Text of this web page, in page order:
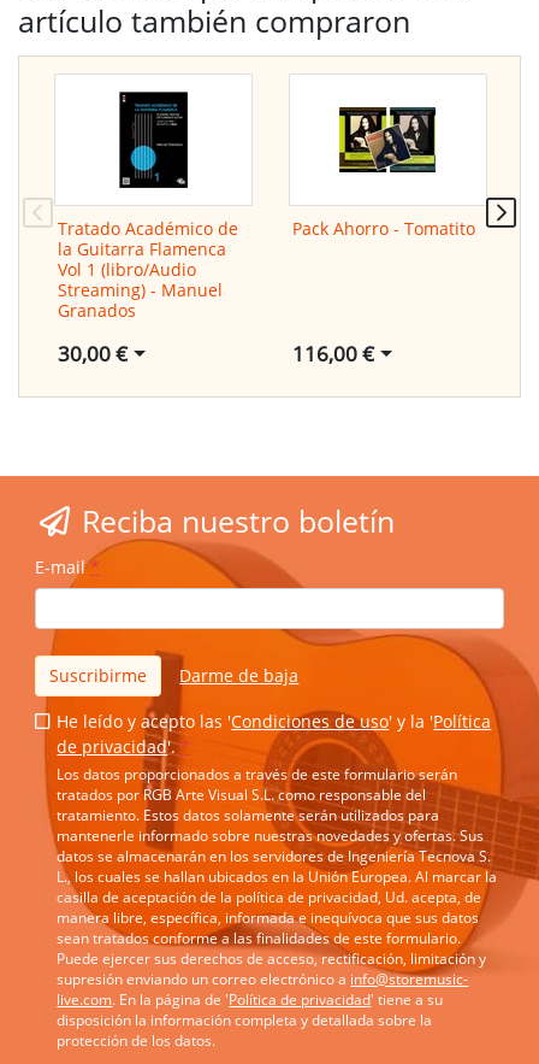
artículo también compraron
Tratado Académico de
la Guitarra Flamenca
Vol 1 (libro/Audio
Streaming) - Manuel
Granados
30,00 €
Pack Ahorro - Tomatito
116,00 €
Reciba nuestro boletín
E-mail *
Suscribirme Darme de baja
He leído y acepto las 'Condiciones de uso' y la 'Política
de privacidad'. *
Los datos proporcionados a través de este formulario serán
tratados por RGB Arte Visual S.L. como responsable del
tratamiento. Estos datos solamente serán utilizados para
mantenerle informado sobre nuestras novedades y ofertas. Sus
datos se almacenarán en los servidores de Ingeniería Tecnova S.
L., los cuales se hallan ubicados en la Unión Europea. Al marcar la
casilla de aceptación de la política de privacidad, Ud. acepta, de
manera libre, específica, informada e inequívoca que sus datos
sean tratados conforme a las finalidades de este formulario.
Puede ejercer sus derechos de acceso, rectificación, limitación y
supresión enviando un correo electrónico a info@storemusic-
live.com. En la página de 'Política de privacidad' tiene a su
disposición la información completa y detallada sobre la
protección de los datos.